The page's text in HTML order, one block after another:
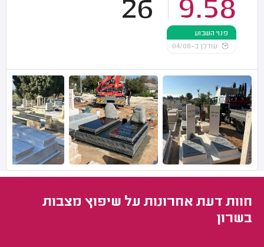
9.58
26
פנוי השבוע
עודכן ב-04/08
חוות דעת אחרונות על שיפוץ מצבות
בשרון